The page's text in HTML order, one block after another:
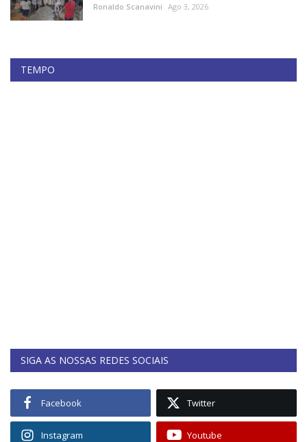
Ronaldo Scanavini Ago 3, 2026
TEMPO
SIGA AS NOSSAS REDES SOCIAIS
Facebook Twitter
Instagram Youtube